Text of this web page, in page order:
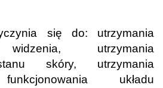
się do: utrzymania
widzenia, utrzymania
skóry, utrzymania
układu